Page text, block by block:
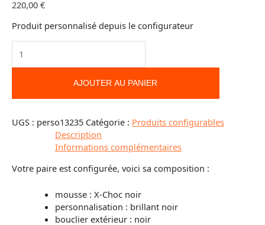
220,00 €
Produit personnalisé depuis le configurateur
AJOUTER AU PANIER
UGS : perso13235 Catégorie : Produits configurables
Description
Informations complémentaires
Votre paire est configurée, voici sa composition :
mousse : X-Choc noir
personnalisation : brillant noir
bouclier extérieur : noir